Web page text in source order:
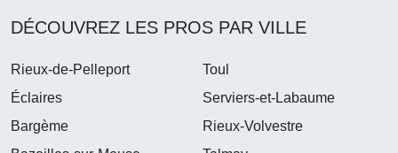
DÉCOUVREZ LES PROS PAR VILLE
Rieux-de-Pelleport
Toul
Éclaires
Serviers-et-Labaume
Bargème
Rieux-Volvestre